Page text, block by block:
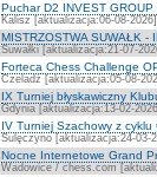
Puchar D2 INVEST GROUP
Kalisz [aktualizacja:06-08-2026]
MISTRZOSTWA SUWAŁK -
Suwałki [aktualizacja:21-07-
Forteca Chess Challenge
Czeladź [aktualizacja:05-08-
IX Turniej błyskawiczny
Gdynia [aktualizacja:13-02-
IV Turniej Szachowy z
Sulęczyno [aktualizacja:24-03-
Nocne Internetowe Grand
Wadowice / chess.com